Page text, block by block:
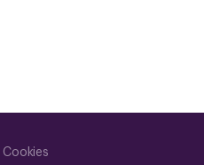
Cookies